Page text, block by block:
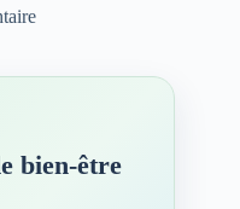
bien-être